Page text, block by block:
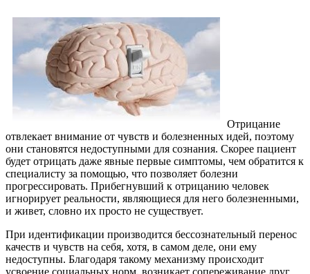
Отрицание
отвлекает внимание от чувств и болезненных идей, поэтому
они становятся недоступными для сознания. Скорее пациент
будет отрицать даже явные первые симптомы, чем обратится к
специалисту за помощью, что позволяет болезни
прогрессировать. Прибегнувший к отрицанию человек
игнорирует реальности, являющиеся для него болезненными,
и живет, словно их просто не существует.
При идентификации производится бессознательный перенос
качеств и чувств на себя, хотя, в самом деле, они ему
недоступны. Благодаря такому механизму происходит